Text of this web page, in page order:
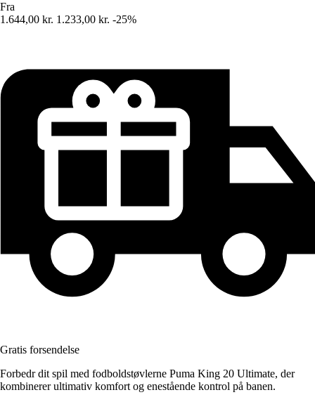
Fra
1.644,00 kr. 1.233,00 kr. -25%
Gratis forsendelse
Forbedr dit spil med fodboldstøvlerne Puma King 20 Ultimate, der
kombinerer ultimativ komfort og enestående kontrol på banen.